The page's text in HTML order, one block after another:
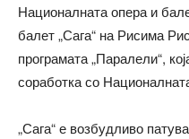
Националната опера и
балет „Сага“ на Рисима
програмата „Паралели“,
соработка со
„Сага“ е возбудливо